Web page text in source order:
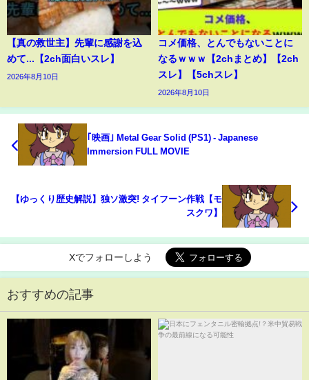
【真の救世主】先輩に感謝を込
めて...【2ch面白いスレ】
2026年8月10日
コメ価格、とんでもないことに
なるｗｗｗ【2chまとめ】【2ch
スレ】【5chスレ】
2026年8月10日
｢映画｣ Metal Gear Solid (PS1) - Japanese
Immersion FULL MOVIE
【ゆっくり歴史解説】独ソ激突! タイフーン作戦【モ
スクワ】
Xでフォローしよう
おすすめの記事